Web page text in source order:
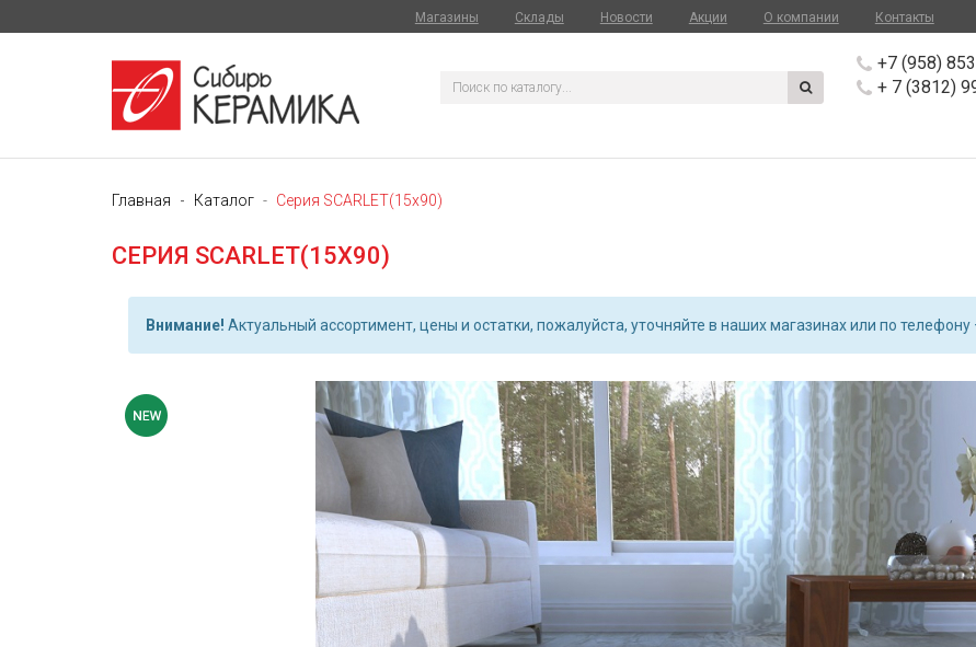
Магазины Склады Новости Акции О компании Контакты
+7 (958)
+ 7 (3812)
Главная Каталог Серия SCARLET(15x90)
СЕРИЯ SCARLET(15X90)
Внимание! Актуальный ассортимент, цены и остатки, пожалуйста, уточняйте в наших магазинах или по